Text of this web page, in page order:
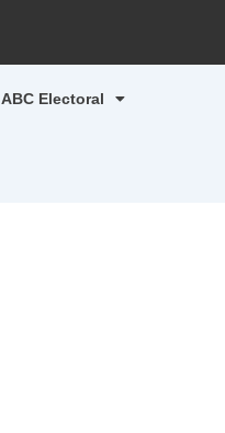
ABC Electoral